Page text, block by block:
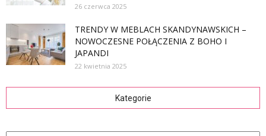
26 czerwca 2025
TRENDY W MEBLACH SKANDYNAWSKICH –
NOWOCZESNE POŁĄCZENIA Z BOHO I
JAPANDI
22 kwietnia 2025
Kategorie
Kategorie